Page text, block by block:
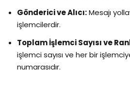
Gönderici ve Alıcı:Mesajı
işlemcilerdir.
Toplam İşlemci Sayısı ve
işlemci sayısı ve her bir
numarasıdır.